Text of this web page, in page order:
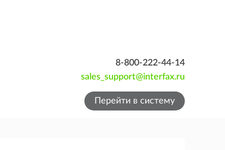
8-800-222-44-14
sales_support@interfax.ru
Перейти в систему